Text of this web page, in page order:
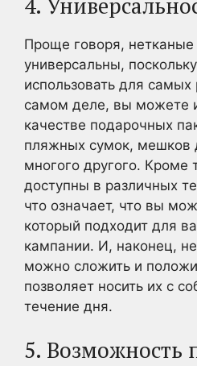
Проще говоря,
универсальны,
использовать для
самом деле, вы можете
качестве подарочных
пляжных сумок, мешков
многого другого. Кроме
доступны в различных
что означает, что вы
который подходит для
кампании. И, наконец,
можно сложить и
позволяет носить их с
течение дня.
5. Возможность